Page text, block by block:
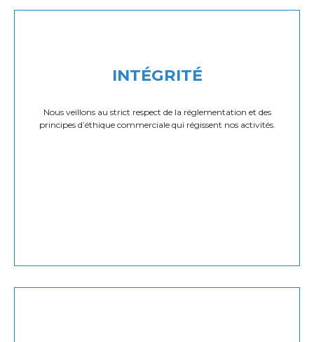
INTÉGRITÉ
Nous veillons au strict respect de la réglementation et des
principes d’éthique commerciale qui régissent nos activités.